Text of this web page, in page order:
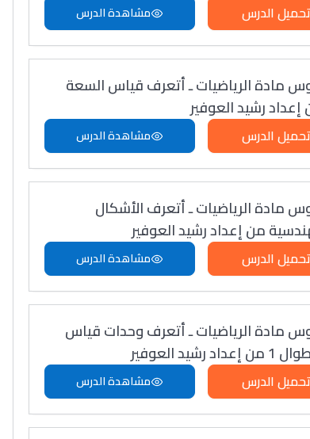
تحميل الدرس مشاهدة الدرس
مادة الرياضيات ـ أتعرف قياس السعة
رشيد العوفير
تحميل الدرس مشاهدة الدرس
مادة الرياضيات ـ أتعرف الأشكال
من إعداد رشيد العوفير
تحميل الدرس مشاهدة الدرس
مادة الرياضيات ـ أتعرف وحدات قياس
رشيد العوفير
تحميل الدرس مشاهدة الدرس